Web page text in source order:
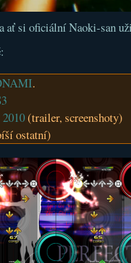
ať si oficiální Naoki-san
.
(trailer, screenshoty)
ostatní)